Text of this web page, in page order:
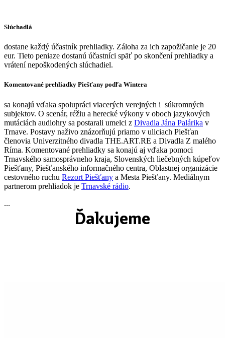
Slúchadlá
dostane každý účastník prehliadky. Záloha za ich zapožičanie je 20
eur. Tieto peniaze dostanú účastníci späť po skončení prehliadky a
vrátení nepoškodených slúchadiel.
Komentované prehliadky Piešťany podľa Wintera
sa konajú vďaka spolupráci viacerých verejných i súkromných
subjektov. O scenár, réžiu a herecké výkony v oboch jazykových
mutáciách audiohry sa postarali umelci z Divadla Jána Palárika v
Trnave. Postavy naživo znázorňujú priamo v uliciach Piešťan
členovia Univerzitného divadla THE.ART.RE a Divadla Z malého
Ríma. Komentované prehliadky sa konajú aj vďaka pomoci
Trnavského samosprávneho kraja, Slovenských liečebných kúpeľov
Piešťany, Piešťanského informačného centra, Oblastnej organizácie
cestovného ruchu Rezort Piešťany a Mesta Piešťany. Mediálnym
partnerom prehliadok je Trnavské rádio.
...
Ďakujeme